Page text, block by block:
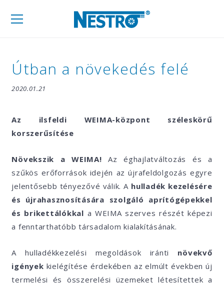
Mobil
Útban a növekedés felé
2020.01.21
Az ilsfeldi WEIMA-központ széleskörű
korszerűsítése
Növekszik a WEIMA! Az éghajlatváltozás és a
szűkös erőforrások idején az újrafeldolgozás egyre
jelentősebb tényezővé válik. A hulladék kezelésére
és újrahasznosítására szolgáló aprítógépekkel
és brikettálókkal a WEIMA szerves részét képezi
a fenntarthatóbb társadalom kialakításának.
A hulladékkezelési megoldások iránti növekvő
igények kielégítése érdekében az elmúlt években új
termelési és összerelési üzemeket létesítettek a